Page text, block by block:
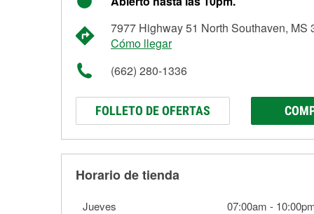
7977 Highway 51 North Southaven, MS
Cómo llegar
(662) 280-1336
FOLLETO DE OFERTAS
Horario de tienda
Jueves 07:00am -